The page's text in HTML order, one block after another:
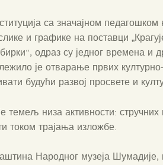
са значајном
и графике на поставци
одраз су једног времена и
је отварање првих
будући развој просвете и
темељ низа активности:
током трајања изложбе.
Народног музеја Шумадије,